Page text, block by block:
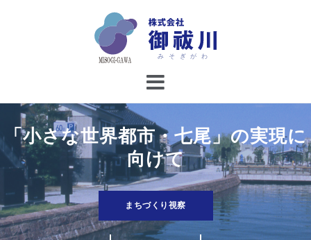
ッ
プ
「小さな世界都市・七尾」の実現に
向けて
まちづくり視察